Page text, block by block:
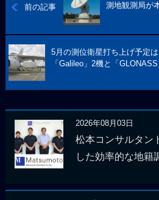
前の記事
測地観測局が
5月の測位衛星打ち上げ予定は
「Galileo」2機と「GLONASS
2026年08月03日
松本コンサルタン
した効率的な地籍